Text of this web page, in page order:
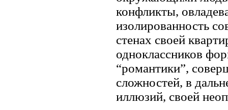
конфликты,
изолированность
стенах своей
одноклассников
“романтики”,
сложностей, в
иллюзий, своей